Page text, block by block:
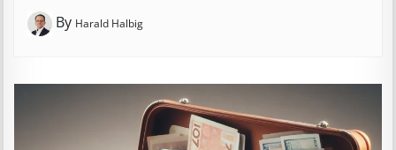
By Harald Halbig